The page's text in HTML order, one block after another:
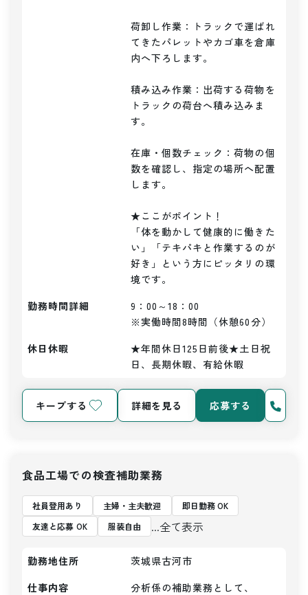
荷卸し作業：トラックで運ばれ
てきたパレットやカゴ車を倉庫
内へ下ろします。
積み込み作業：出荷する荷物を
トラックの荷台へ積み込みま
す。
在庫・個数チェック：荷物の個
数を確認し、指定の場所へ配置
します。
★ここがポイント！
「体を動かして健康的に働きた
い」「テキパキと作業するのが
好き」という方にピッタリの環
境です。
勤務時間詳細
9：00～18：00
※実働時間8時間（休憩60分）
休日休暇
★年間休日125日前後★土日祝
日、長期休暇、有給休暇
キープする 詳細を見る 応募する
食品工場での検査補助業務
社員登用あり 主婦・主夫歓迎
即日勤務 OK
友達と応募 OK
服装自由 ...全て表示
勤務地住所
茨城県古河市
仕事内容
分析係の補助業務として、